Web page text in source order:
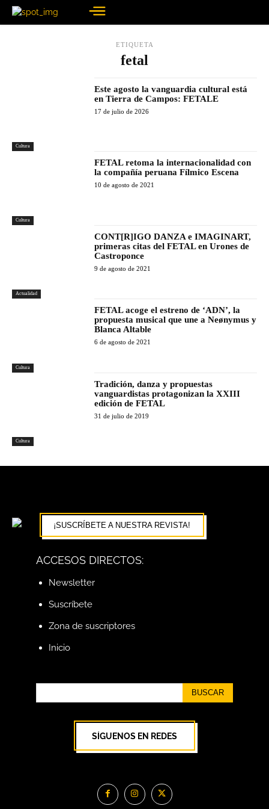
ETIQUETA
fetal
Cultura
Este agosto la vanguardia cultural está
en Tierra de Campos: FETALE
17 de julio de 2026
Cultura
FETAL retoma la internacionalidad con
la compañía peruana Fílmico Escena
10 de agosto de 2021
Actualidad
CONT[R]IGO DANZA e IMAGINART,
primeras citas del FETAL en Urones de
Castroponce
9 de agosto de 2021
Cultura
FETAL acoge el estreno de ‘ADN’, la
propuesta musical que une a Neønymus y
Blanca Altable
6 de agosto de 2021
Cultura
Tradición, danza y propuestas
vanguardistas protagonizan la XXIII
edición de FETAL
31 de julio de 2019
¡SUSCRÍBETE A NUESTRA REVISTA!
ACCESOS DIRECTOS:
Newsletter
Suscríbete
Zona de suscriptores
Inicio
BUSCAR
SÍGUENOS EN REDES